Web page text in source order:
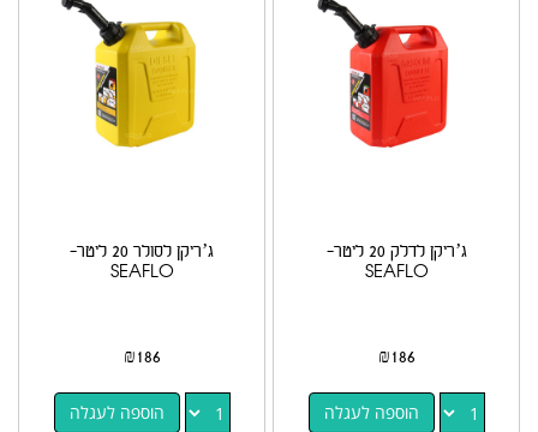
ג’ריקן לדלק 20 ליטר-
SEAFLO
₪186
הוספה לעגלה
ג’ריקן לסולר 20 ליטר-
SEAFLO
₪186
הוספה לעגלה